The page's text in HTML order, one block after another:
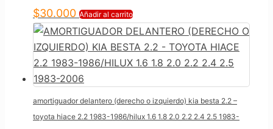
$30.000 Añadir al carrito
amortiguador delantero (derecho o izquierdo) kia besta 2.2 –
toyota hiace 2.2 1983-1986/hilux 1.6 1.8 2.0 2.2 2.4 2.5 1983-